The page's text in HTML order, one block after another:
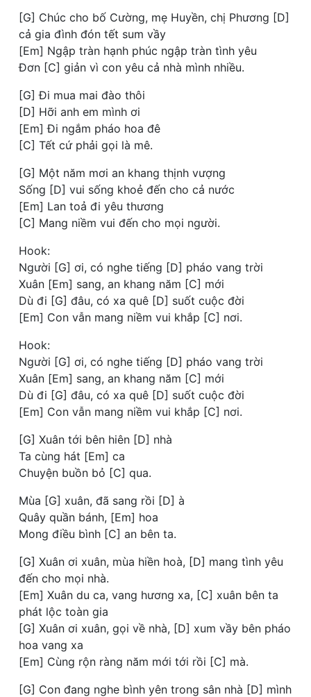
[G] Chúc cho bố Cường, mẹ Huyền, chị Phương [D]
cả gia đình đón tết sum vầy
[Em] Ngập tràn hạnh phúc ngập tràn tình yêu
Đơn [C] giản vì con yêu cả nhà mình nhiều.
[G] Đi mua mai đào thôi
[D] Hỡi anh em mình ơi
[Em] Đi ngắm pháo hoa đê
[C] Tết cứ phải gọi là mê.
[G] Một năm mơi an khang thịnh vượng
Sống [D] vui sống khoẻ đến cho cả nước
[Em] Lan toả đi yêu thương
[C] Mang niềm vui đến cho mọi người.
Hook:
Người [G] ơi, có nghe tiếng [D] pháo vang trời
Xuân [Em] sang, an khang năm [C] mới
Dù đi [G] đâu, có xa quê [D] suốt cuộc đời
[Em] Con vẫn mang niềm vui khắp [C] nơi.
Hook:
Người [G] ơi, có nghe tiếng [D] pháo vang trời
Xuân [Em] sang, an khang năm [C] mới
Dù đi [G] đâu, có xa quê [D] suốt cuộc đời
[Em] Con vẫn mang niềm vui khắp [C] nơi.
[G] Xuân tới bên hiên [D] nhà
Ta cùng hát [Em] ca
Chuyện buồn bỏ [C] qua.
Mùa [G] xuân, đã sang rồi [D] à
Quây quần bánh, [Em] hoa
Mong điều bình [C] an bên ta.
[G] Xuân ơi xuân, mùa hiền hoà, [D] mang tình yêu
đến cho mọi nhà.
[Em] Xuân du ca, vang hương xa, [C] xuân bên ta
phát lộc toàn gia
[G] Xuân ơi xuân, gọi về nhà, [D] xum vầy bên pháo
hoa vang xa
[Em] Cùng rộn ràng năm mới tới rồi [C] mà.
[G] Con đang nghe bình yên trong sân nhà [D] mình